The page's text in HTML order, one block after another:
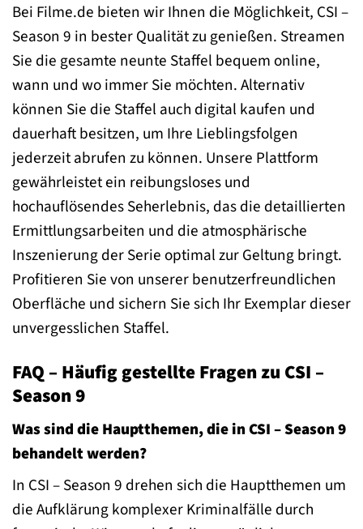
Bei Filme.de bieten wir Ihnen die Möglichkeit, CSI –
Season 9 in bester Qualität zu genießen. Streamen
Sie die gesamte neunte Staffel bequem online,
wann und wo immer Sie möchten. Alternativ
können Sie die Staffel auch digital kaufen und
dauerhaft besitzen, um Ihre Lieblingsfolgen
jederzeit abrufen zu können. Unsere Plattform
gewährleistet ein reibungsloses und
hochauflösendes Seherlebnis, das die detaillierten
Ermittlungsarbeiten und die atmosphärische
Inszenierung der Serie optimal zur Geltung bringt.
Profitieren Sie von unserer benutzerfreundlichen
Oberfläche und sichern Sie sich Ihr Exemplar dieser
unvergesslichen Staffel.
FAQ – Häufig gestellte Fragen zu CSI –
Season 9
Was sind die Hauptthemen, die in CSI – Season 9
behandelt werden?
In CSI – Season 9 drehen sich die Hauptthemen um
die Aufklärung komplexer Kriminalfälle durch